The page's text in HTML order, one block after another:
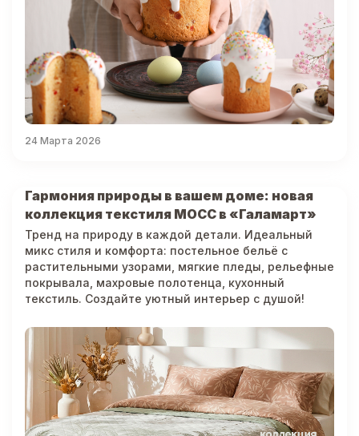
24 Марта 2026
Гармония природы в вашем доме: новая
коллекция текстиля МОСС в «Галамарт»
Тренд на природу в каждой детали. Идеальный
микс стиля и комфорта: постельное бельё с
растительными узорами, мягкие пледы, рельефные
покрывала, махровые полотенца, кухонный
текстиль. Создайте уютный интерьер с душой!